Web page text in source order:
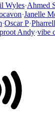
Wyles·Ahmed
·Janelle
·Oscar P·Pharrell
Andy·vibe